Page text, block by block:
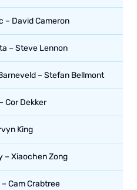
– David Cameron
– Steve Lennon
– Stefan Bellmont
Cor Dekker
King
– Xiaochen Zong
Cam Crabtree